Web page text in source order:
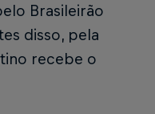
Brasileirão
disso, pela
recebe o